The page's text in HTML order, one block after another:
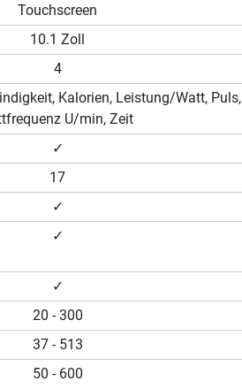
Touchscreen
10.1 Zoll
4
Kalorien, Leistung/Watt, Puls,
U/min, Zeit
✓
17
✓
✓
✓
20 - 300
37 - 513
50 - 600